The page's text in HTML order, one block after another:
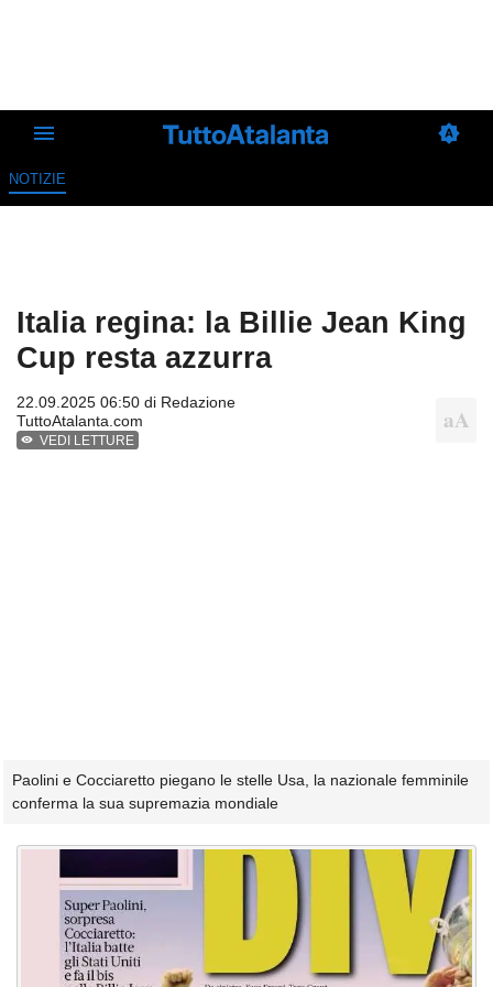
NOTIZIE
Italia regina: la Billie Jean King
Cup resta azzurra
22.09.2025 06:50 di Redazione
TuttoAtalanta.com
VEDI LETTURE
Paolini e Cocciaretto piegano le stelle Usa, la nazionale femminile
conferma la sua supremazia mondiale